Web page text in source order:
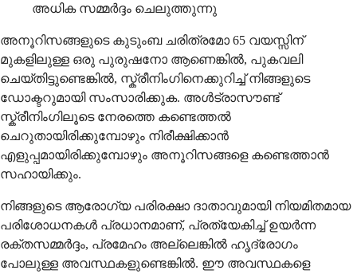
അധിക സമ്മർദ്ദം ചെലുത്തുന്നു
അനൂറിസങ്ങളുടെ കുടുംബ ചരിത്രമോ 65 വയസ്സിന്
മുകളിലുള്ള ഒരു പുരുഷനോ ആണെങ്കിൽ, പുകവലി
ചെയ്തിട്ടുണ്ടെങ്കിൽ, സ്ക്രീനിംഗിനെക്കുറിച്ച് നിങ്ങളുടെ
ഡോക്ടറുമായി സംസാരിക്കുക. അൾട്രാസൗണ്ട്
സ്ക്രീനിംഗിലൂടെ നേരത്തെ കണ്ടെത്തൽ
ചെറുതായിരിക്കുമ്പോഴും നിരീക്ഷിക്കാൻ
എളുപ്പമായിരിക്കുമ്പോഴും അനൂറിസങ്ങളെ കണ്ടെത്താൻ
സഹായിക്കും.
നിങ്ങളുടെ ആരോഗ്യ പരിരക്ഷാ ദാതാവുമായി നിയമിതമായ
പരിശോധനകൾ പ്രധാനമാണ്, പ്രത്യേകിച്ച് ഉയർന്ന
രക്തസമ്മർദ്ദം, പ്രമേഹം അല്ലെങ്കിൽ ഹൃദ്രോഗം
പോലുള്ള അവസ്ഥകളുണ്ടെങ്കിൽ. ഈ അവസ്ഥകളെ